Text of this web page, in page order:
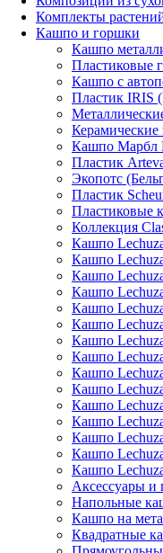
Комплекты
Кашпо и горшки
Кашпо
Пластиковые
Кашпо с
Пластик IRIS
Кашпо Марбл
Пластик
Экопотс
Пластик
Пластиковые
Коллекция
Кашпо
Кашпо
Кашпо
Кашпо
Кашпо
Кашпо
Кашпо
Кашпо
Кашпо
Кашпо
Кашпо
Кашпо
Кашпо
Кашпо
Кашпо
Аксессуары и
Напольные
Кашпо на
Квадратные